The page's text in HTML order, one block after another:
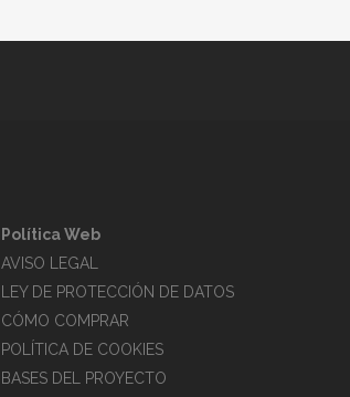
Política Web
AVISO LEGAL
LEY DE PROTECCIÓN DE DATOS
CÓMO COMPRAR
POLÍTICA DE COOKIES
BASES DEL PROYECTO